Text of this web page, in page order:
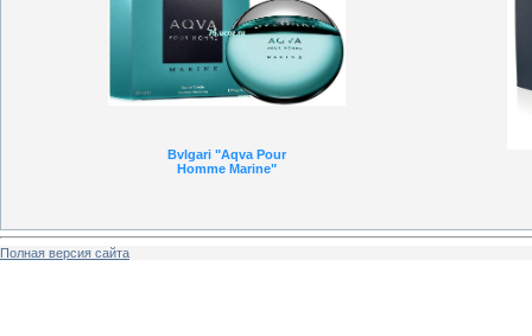
Bvlgari "Aqva Pour
Homme Marine"
Полная версия сайта